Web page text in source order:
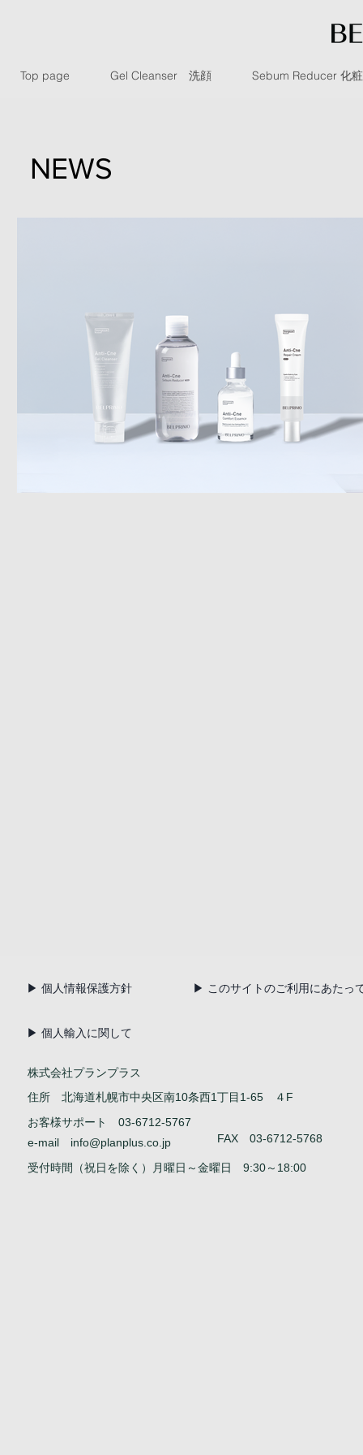
Top page Gel Cleanser 洗顔 Sebum Reducer 化
NEWS
▶ 個人情報保護方針 ▶ このサイトのご利用にあたっ
▶ 個人輸入に関して
FAX 03-6712-5768
住所 北海道札幌市中央区南10条西1丁目1-65 ４F
お客様サポート 03-6712-5767
e-mail info@planplus.co.jp
受付時間（祝日を除く）月曜日～金曜日 9:30～18:00
株式会社プランプラス